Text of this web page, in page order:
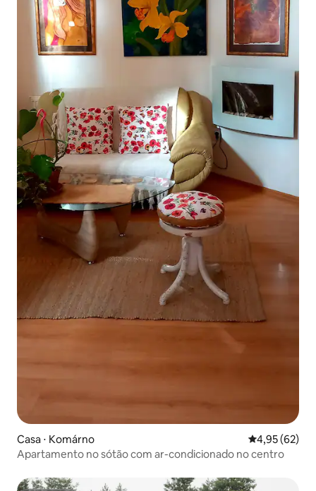
Casa ⋅ Komárno 4,95 de uma
4,95 (62)
Apartamento no sótão com ar-condicionado no centro